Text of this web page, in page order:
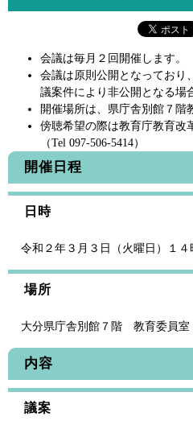
会議は毎月２回開催します。
会議は原則公開となっており
議案件により非公開となる場
開催場所は、県庁舎別館７階
傍聴希望の際は教育庁教育改
（Tel 097-506-5414）
開催日程
日時
令和２年３月３日（火曜日）１４
場所
大分県庁舎別館７階 教育委員室
内容
議案